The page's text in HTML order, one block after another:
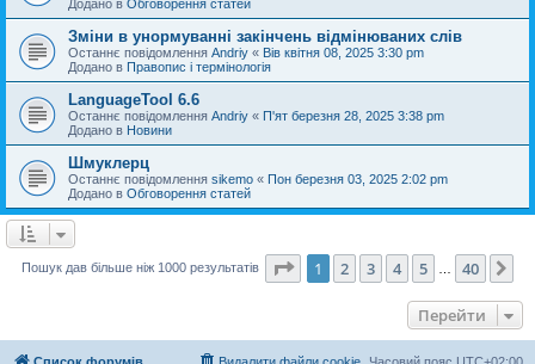
Додано в Обговорення статей
Зміни в унормуванні закінчень відмінюваних слів
Останнє повідомлення Andriy « Вів квітня 08, 2025 3:30 pm
Додано в Правопис і термінологія
LanguageTool 6.6
Останнє повідомлення Andriy « П'ят березня 28, 2025 3:38 pm
Додано в Новини
Шмуклерц
Останнє повідомлення sikemo « Пон березня 03, 2025 2:02 pm
Додано в Обговорення статей
Пошук дав більше ніж 1000 результатів Сторінка 1 40
1 2 3 4 5 40
Перейти
Список форумів Часовий пояс UTC+02:00
Видалити файли cookie